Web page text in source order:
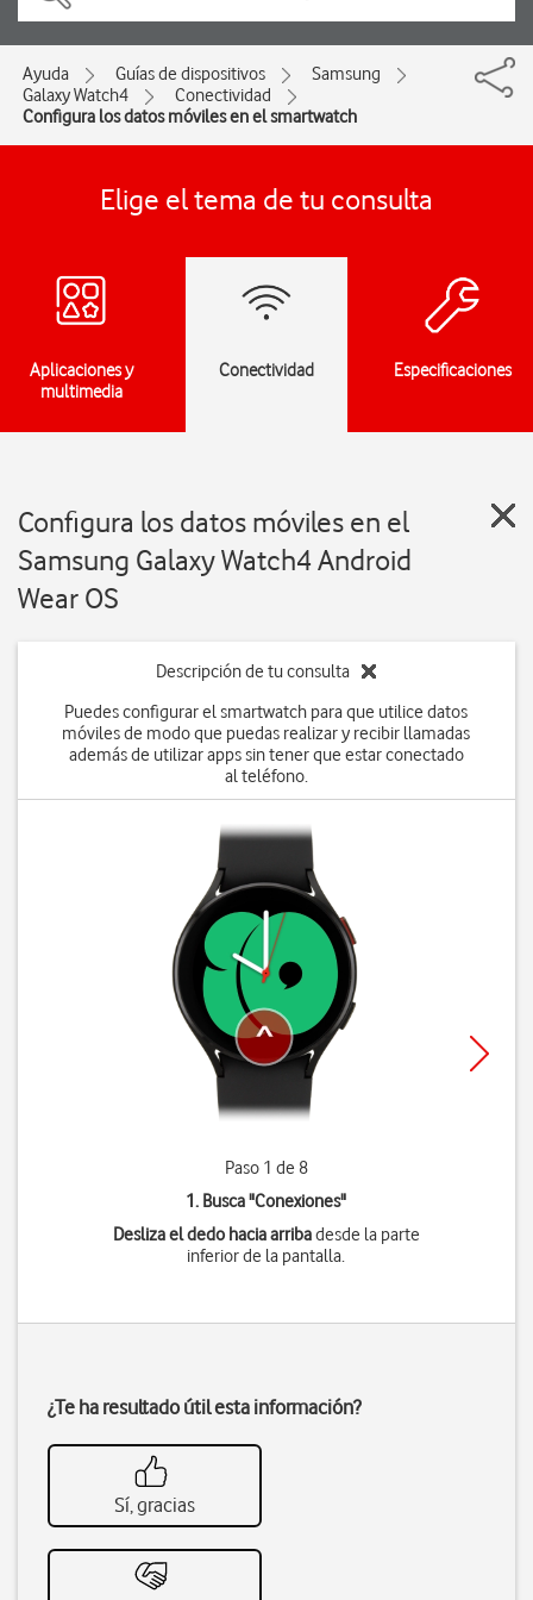
Ayuda Guías de dispositivos
Samsung
Galaxy Watch4
Conectividad
Configura los datos móviles en el smartwatch
Elige el tema de tu consulta
Aplicaciones y
multimedia
Conectividad Especificaciones
Configura los datos móviles en el
Samsung Galaxy Watch4 Android
Wear OS
Descripción de tu consulta
Puedes configurar el smartwatch para que utilice datos
móviles de modo que puedas realizar y recibir llamadas
además de utilizar apps sin tener que estar conectado
al teléfono.
Paso 1 de 8
1. Busca "Conexiones"
Desliza el dedo hacia arribadesde la parte
inferior de la pantalla.
¿Te ha resultado útil esta información?
Sí, gracias